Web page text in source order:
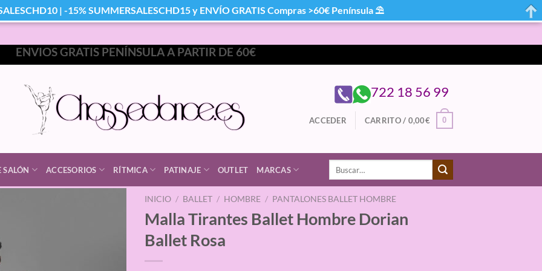
ENVIOS GRATIS PENÍNSULA A PARTIR DE 60€
722 18 56 99
ACCEDER CARRITO / 0,00€ 0
SALÓN ACCESORIOS RÍTMICA PATINAJE OUTLET MARCAS
Buscar
INICIO / BALLET / HOMBRE / PANTALONES BALLET HOMBRE
Malla Tirantes Ballet Hombre Dorian
Ballet Rosa
| -15% SUMMERSALESCHD15 y ENVÍO GRATIS Compras >60€ Península ⛱